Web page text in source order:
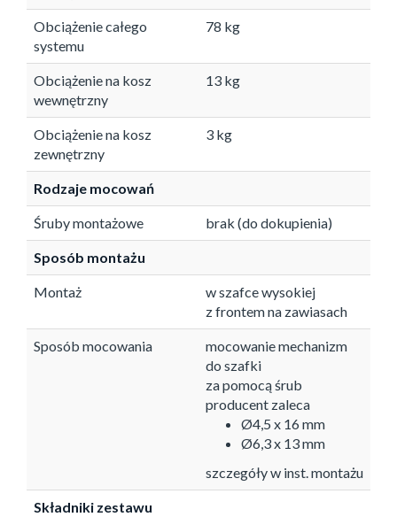
Obciążenie całego
systemu
78 kg
Obciążenie na kosz
wewnętrzny
13 kg
Obciążenie na kosz
zewnętrzny
3 kg
Rodzaje mocowań
Śruby montażowe brak (do dokupienia)
Sposób montażu
Montaż
w szafce wysokiej
z frontem na zawiasach
Sposób mocowania
mocowanie mechanizm
do szafki
za pomocą śrub
producent zaleca
Ø4,5 x 16 mm
Ø6,3 x 13 mm
szczegóły w inst. montażu
Składniki zestawu